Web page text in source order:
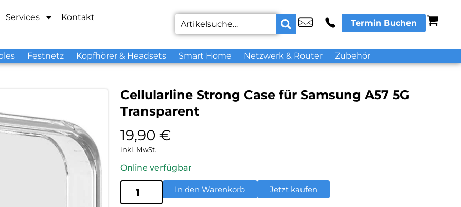
Services Kontakt
Termin Buchen
Festnetz Kopfhörer & Headsets Smart Home Netzwerk & Router Zubehör
Cellularline Strong Case für Samsung A57 5G
Transparent
19,90 €
inkl. MwSt.
Online verfügbar
In den Warenkorb Jetzt kaufen